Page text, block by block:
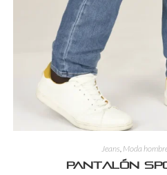
Jeans Moda
Pantalón